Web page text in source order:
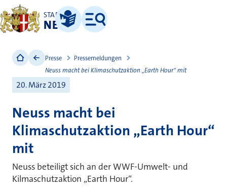
STADT
NEUSS
Leichte Sprache
Menü
Presse
Pressemeldungen
Neuss macht bei Klimaschutzaktion „Earth Hour“ mit
20. März 2019
Neuss macht bei
Klimaschutzaktion „Earth Hour“
mit
Neuss beteiligt sich an der WWF-Umwelt- und
Kilmaschutzaktion „Earth Hour“.